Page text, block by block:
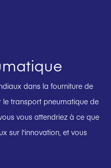
dans la fourniture de
transport pneumatique de
vous attendriez à ce que
sur l'innovation, et vous